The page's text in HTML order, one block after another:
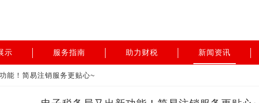
示 服务指南 助力财税 新闻资讯
能！简易注销服务更贴心~